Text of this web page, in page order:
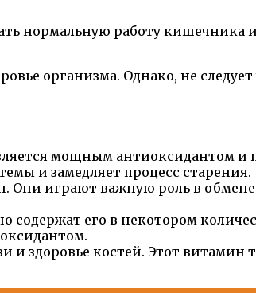
нормальную работу кишечника
организма. Однако, не следует
мощным антиоксидантом и
и замедляет процесс старения.
Они играют важную роль в
содержат его в некотором
здоровье костей. Этот витамин